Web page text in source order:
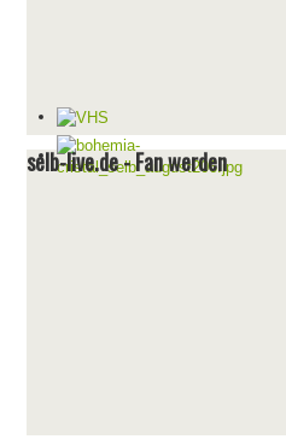
selb-live.de - Fan werden